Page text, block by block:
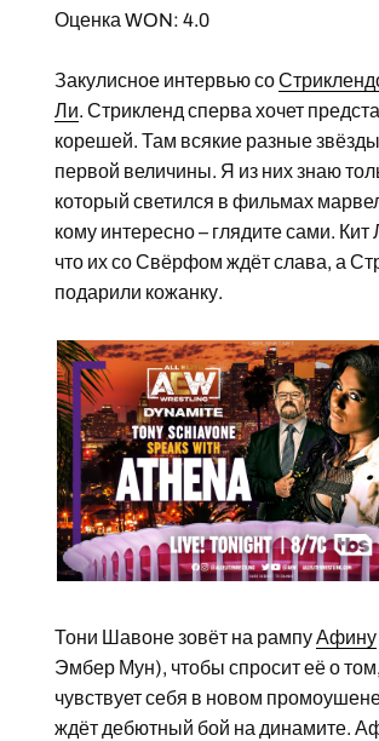
Оценка WON: 4.0
Закулисное интервью со
Ли. Стрикленд сперва хочет
корешей. Там всякие разные
первой величины. Я из них знаю
который светился в фильмах
кому интересно – глядите сами. Кит
что их со Свёрфом ждёт слава, а
подарили кожанку.
Тони Шавоне зовёт на рампуАфину
Эмбер Мун), чтобы спросит её о
чувствует себя в новом
ждёт дебютный бой на динамите.